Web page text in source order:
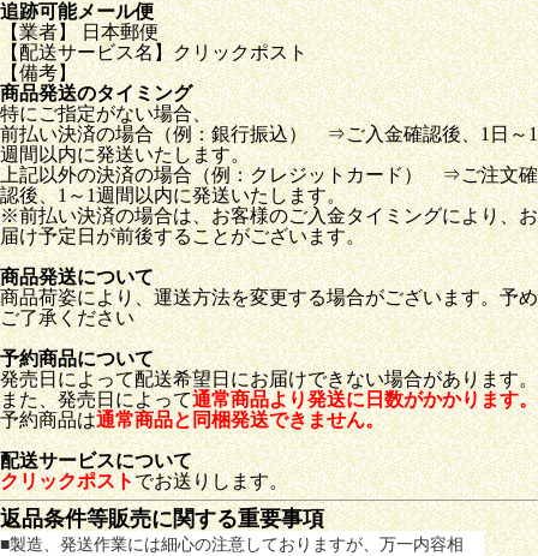
追跡可能メール便
【業者】 日本郵便
【配送サービス名】クリックポスト
【備考】
商品発送のタイミング
特にご指定がない場合、
前払い決済の場合（例：銀行振込） ⇒ご入金確認後、1日～1
週間以内に発送いたします。
上記以外の決済の場合（例：クレジットカード） ⇒ご注文確
認後、1～1週間以内に発送いたします。
※前払い決済の場合は、お客様のご入金タイミングにより、お
届け予定日が前後することがございます。
商品発送について
商品荷姿により、運送方法を変更する場合がございます。予め
ご了承ください
予約商品について
発売日によって配送希望日にお届けできない場合があります。
また、発売日によって通常商品より発送に日数がかかります。
予約商品は通常商品と同梱発送できません。
配送サービスについて
クリックポストでお送りします。
返品条件等販売に関する重要事項
■製造、発送作業には細心の注意しておりますが、万一内容相